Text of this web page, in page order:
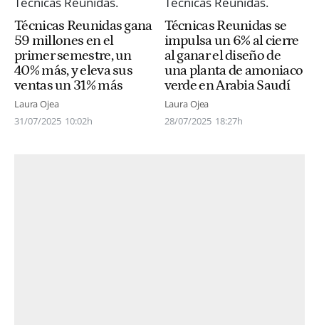
Técnicas Reunidas gana
59 millones en el
primer semestre, un
40% más, y eleva sus
ventas un 31% más
Laura Ojea
31/07/2025 10:02h
Técnicas Reunidas se
impulsa un 6% al cierre
al ganar el diseño de
una planta de amoniaco
verde en Arabia Saudí
Laura Ojea
28/07/2025 18:27h